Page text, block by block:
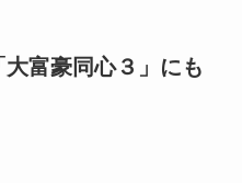
富豪同心３」にも